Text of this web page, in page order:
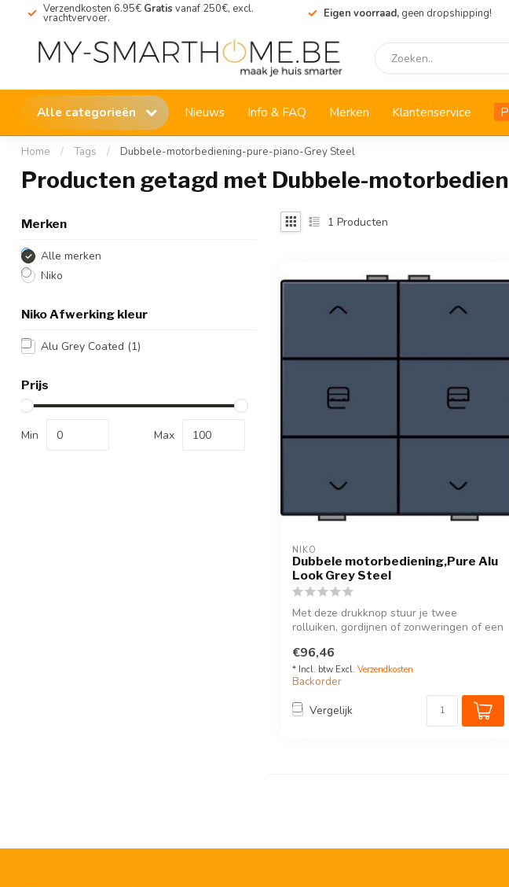
Verzendkosten 6.95€ Gratis vanaf 250€, excl.
vrachtvervoer. Eigen voorraad, geen dropshipping!
Alle categorieën Nieuws Info & FAQ Merken Klantenservice
Home / Tags / Dubbele-motorbediening-pure-piano-Grey Steel
Producten getagd met Dubbele-
Merken
Alle merken
Niko
Niko Afwerking kleur
Alu Grey Coated (1)
Prijs
Min Max
1 Producten
NIKO
Dubbele motorbediening,Pure Alu
Look Grey Steel
Met deze drukknop stuur je twee
rolluiken, gordijnen of zonweringen of een
€96,46
* Incl. btw Excl. Verzendkosten
Backorder
Vergelijk